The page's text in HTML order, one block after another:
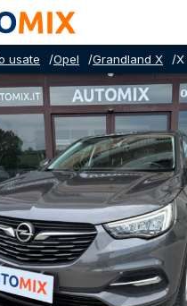
usate /Opel /Grandland X /X